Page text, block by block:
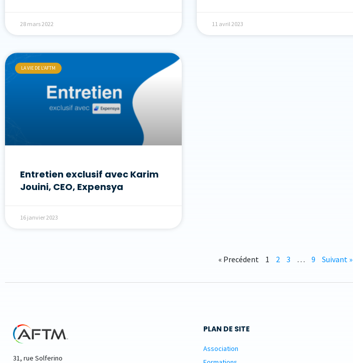
28 mars 2022 11 avril 2023
LA VIE DE L'AFTM
Entretien exclusif avec Karim
Jouini, CEO, Expensya
16 janvier 2023
« Precédent 1 2 3 … 9 Suivant »
31, rue Solferino
PLAN DE SITE
Association